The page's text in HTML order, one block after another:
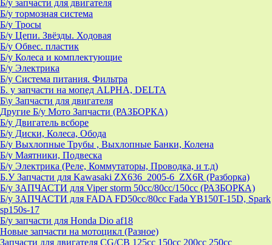
Б/у запчасти для двигателя
Б/у тормозная система
Б/у Тросы
Б/у Цепи. Звёзды. Ходовая
Б/у Обвес. пластик
Б/у Колеса и комплектующие
Б/у Электрика
Б/у Система питания. Фильтра
Б. у запчасти на мопед ALPHA, DELTA
Б\у Запчасти для двигателя
Другие Б/у Мото Запчасти (РАЗБОРКА)
Б/у Двигатель всборе
Б/у Диски, Колеса, Обода
Б/у Выхлопные Трубы , Выхлопные Банки, Колена
Б/у Маятники, Подвеска
Б/у Электрика (Реле, Коммутаторы, Проводка, и т.д)
Б.У Запчасти для Kawasaki ZX636_2005-6_ZX6R (Разборка)
Б/у ЗАПЧАСТИ для Viper storm 50cc/80cc/150cc (РАЗБОРКА)
Б/у ЗАПЧАСТИ для FADA FD50cc/80cc Fada YB150T-15D, Spark
sp150s-17
Б/у запчасти для Honda Dio af18
Новые запчасти на мотоцикл (Разное)
Запчасти для двигателя CG/CB 125cc 150cc 200cc 250cc